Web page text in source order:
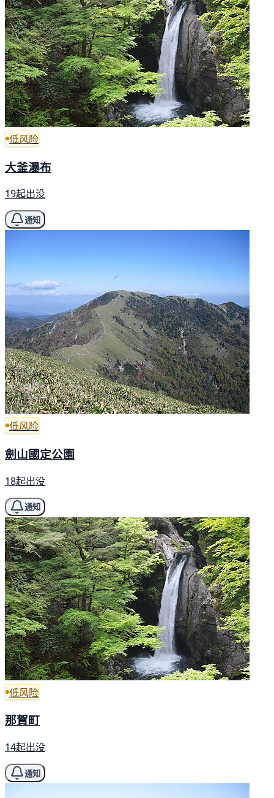
低风险
大釜瀑布
19起出没
通知
低风险
劍山國定公園
18起出没
通知
低风险
那賀町
14起出没
通知